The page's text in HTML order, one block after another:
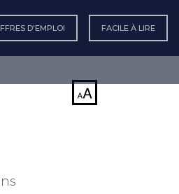
D'EMPLOI FACILE À LIRE